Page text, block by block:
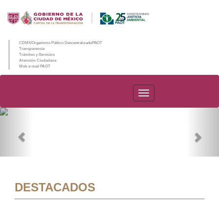
CDMX/Organismo Público Descentralizado/PAOT
Transparencia
Trámites y Servicios
Atención Ciudadana
Web e-mail PAOT
PAOT
DESTACADOS